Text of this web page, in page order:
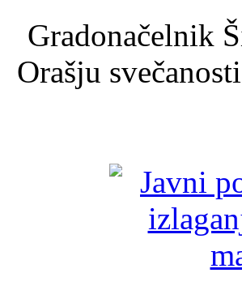
Gradonačelnik
Orašju